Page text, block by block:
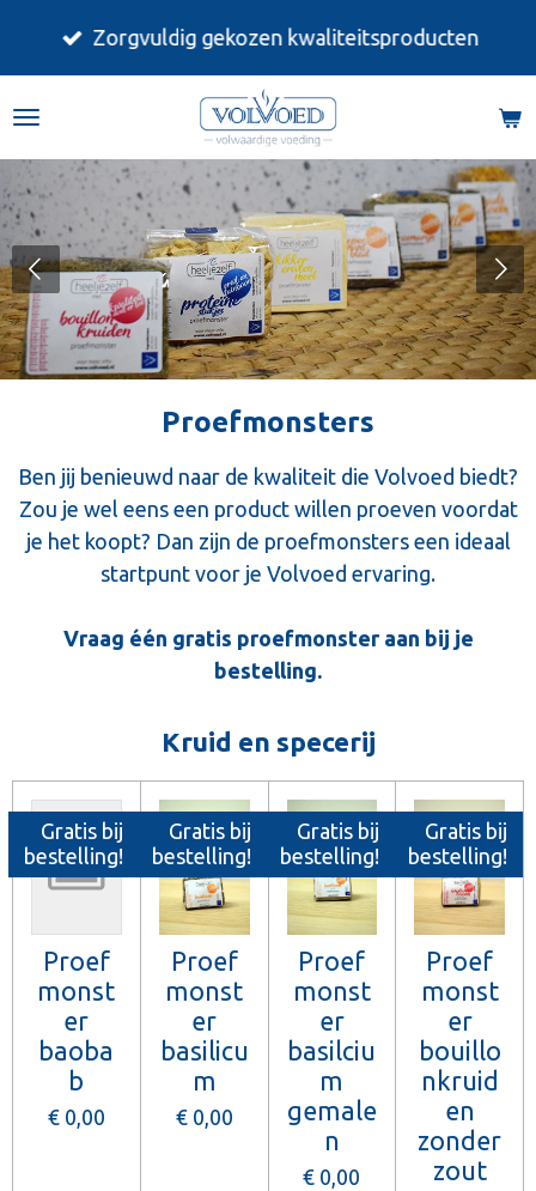
de
hoofdinhoud
Zorgvuldig gekozen kwaliteitsproducten
Proefmonsters
Ben jij benieuwd naar de kwaliteit die Volvoed biedt?
Zou je wel eens een product willen proeven voordat
je het koopt? Dan zijn de proefmonsters een ideaal
startpunt voor je Volvoed ervaring.
Vraag één gratis proefmonster aan bij je
bestelling.
Kruid en specerij
Gratis bij
bestelling!
Proef
monst
er
baoba
b
€ 0,00
Gratis bij
bestelling!
Proef
monst
er
basilicu
m
€ 0,00
Gratis bij
bestelling!
Proef
monst
er
basilciu
m
gemale
n
€ 0,00
Gratis bij
bestelling!
Proef
monst
er
bouillo
nkruid
en
zonder
zout